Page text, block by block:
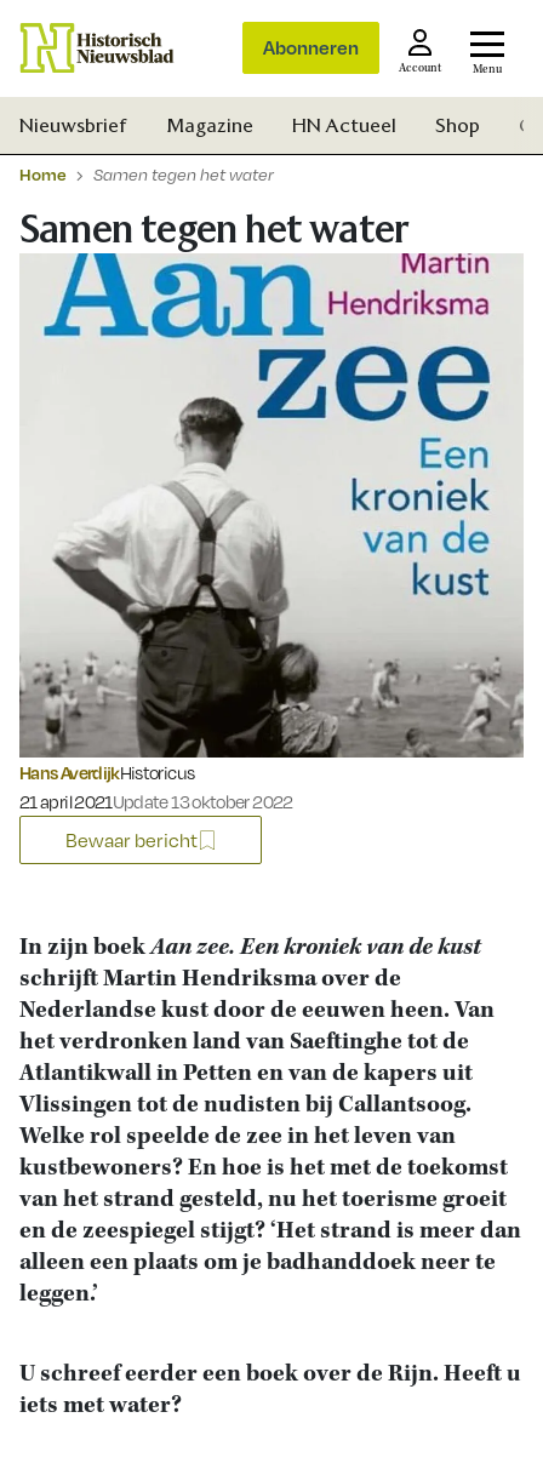
Abonneren
Account Menu
Zoek
Nieuwsbrief Magazine HN Actueel Shop
Home Samen tegen het water
Samen tegen het water
Hans AverdijkHistoricus
Gepubliceerd op:
21 april 2021Update 13 oktober 2022
Bewaar bericht
In zijn boekAan zee. Een kroniek van de kust
schrijft Martin Hendriksma over de
Nederlandse kust door de eeuwen heen. Van
het verdronken land van Saeftinghe tot de
Atlantikwall in Petten en van de kapers uit
Vlissingen tot de nudisten bij Callantsoog.
Welke rol speelde de zee in het leven van
kustbewoners? En hoe is het met de toekomst
van het strand gesteld, nu het toerisme groeit
en de zeespiegel stijgt? ‘Het strand is meer dan
alleen een plaats om je badhanddoek neer te
leggen.’
U schreef eerder een boek over de Rijn. Heeft u
iets met water?